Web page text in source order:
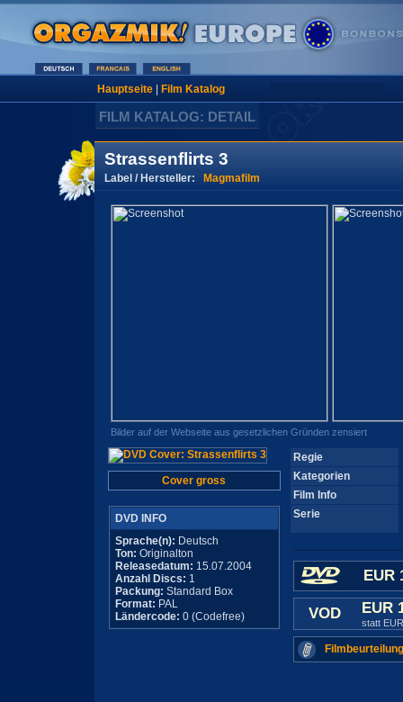
Hauptseite| Film Katalog
FILM KATALOG: DETAIL
Strassenflirts 3
Label / Hersteller: Magmafilm
Bilder auf der Webseite aus gesetzlichen Gründen zensiert
Cover gross
DVD INFO
Sprache(n): Deutsch
Ton: Originalton
Releasedatum: 15.07.2004
Anzahl Discs: 1
Packung: Standard Box
Format: PAL
Ländercode: 0 (Codefree)
Regie
Kategorien
Film Info
Serie
EUR
VOD EUR
statt